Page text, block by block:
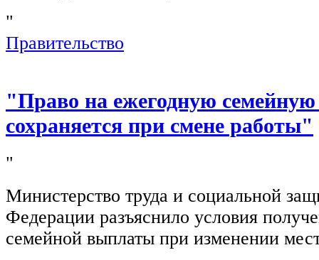
"
Правительство
"Право на ежегодную
сохраняется при смене работы"
"
Министерство труда и социальной
Федерации разъяснило условия
семейной выплаты при изменении